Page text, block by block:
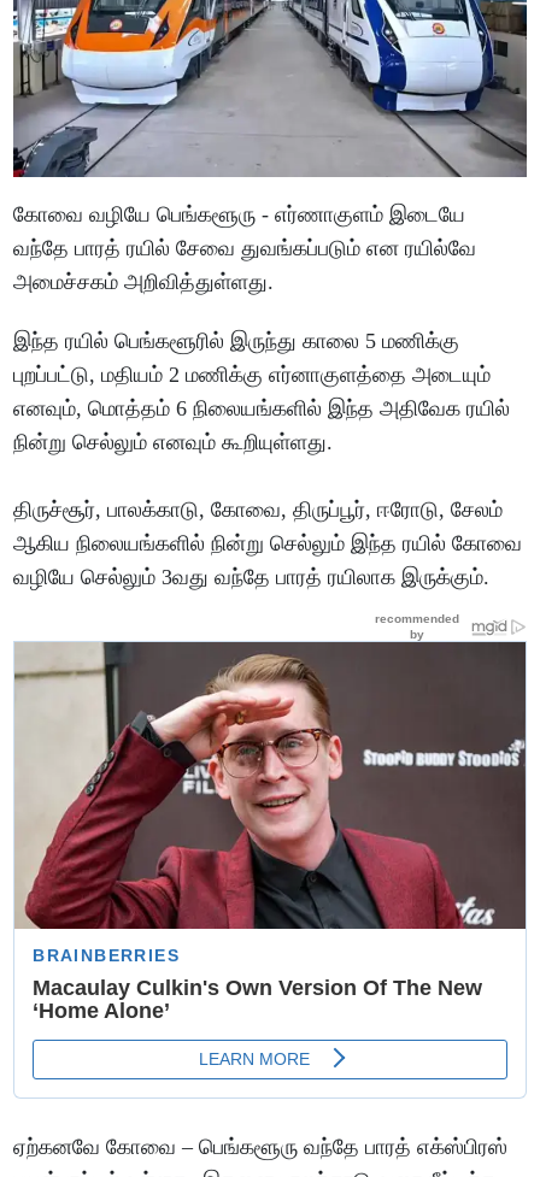
கோவை வழியே பெங்களூரு - எர்ணாகுளம் இடையே
வந்தே பாரத் ரயில் சேவை துவங்கப்படும் என ரயில்வே
அமைச்சகம் அறிவித்துள்ளது.
இந்த ரயில் பெங்களூரில் இருந்து காலை 5 மணிக்கு
புறப்பட்டு, மதியம் 2 மணிக்கு எர்னாகுளத்தை அடையும்
எனவும், மொத்தம் 6 நிலையங்களில் இந்த அதிவேக ரயில்
நின்று செல்லும் எனவும் கூறியுள்ளது.
திருச்சூர், பாலக்காடு, கோவை, திருப்பூர், ஈரோடு, சேலம்
ஆகிய நிலையங்களில் நின்று செல்லும் இந்த ரயில் கோவை
வழியே செல்லும் 3வது வந்தே பாரத் ரயிலாக இருக்கும்.
ஏற்கனவே கோவை – பெங்களூரு வந்தே பாரத் எக்ஸ்பிரஸ்